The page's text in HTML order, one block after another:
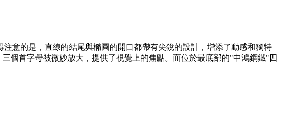
意的是，直線的結尾與橢圓的開口都帶有尖銳的設計，增添了動感和獨特
個首字母被微妙放大，提供了視覺上的焦點。而位於最底部的"中鴻鋼鐵"四